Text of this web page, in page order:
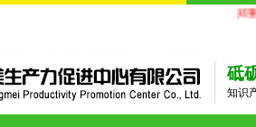
郑重
砥
知识